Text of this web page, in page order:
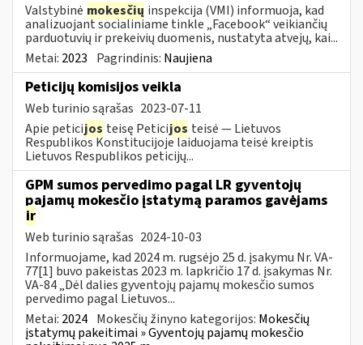
Valstybinė mokesčių inspekcija (VMI) informuoja, kad
analizuojant socialiniame tinkle „Facebook“ veikiančių
parduotuvių ir prekeivių duomenis, nustatyta atvejų, kai...
Metai: 2023 Pagrindinis: Naujiena
Peticijų komisijos veikla
Web turinio sąrašas 2023-07-11
Apie peticijos teisę Peticijos teisė — Lietuvos
Respublikos Konstitucijoje laiduojama teisė kreiptis
Lietuvos Respublikos peticijų...
GPM sumos pervedimo pagal LR gyventojų
pajamų mokesčio įstatymą paramos gavėjams
ir
Web turinio sąrašas 2024-10-03
Informuojame, kad 2024 m. rugsėjo 25 d. įsakymu Nr. VA-
77[1] buvo pakeistas 2023 m. lapkričio 17 d. įsakymas Nr.
VA-84 „Dėl dalies gyventojų pajamų mokesčio sumos
pervedimo pagal Lietuvos...
Metai: 2024 Mokesčių žinyno kategorijos: Mokesčių
įstatymų pakeitimai » Gyventojų pajamų mokesčio